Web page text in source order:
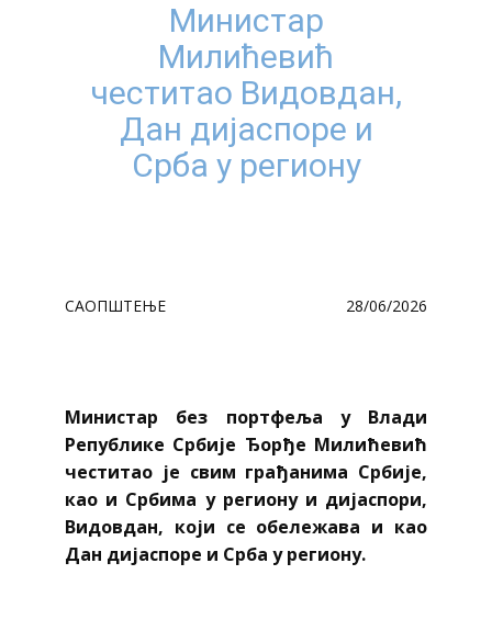
Министар
Милићевић
честитао Видовдан,
Дан дијаспоре и
Срба у региону
САОПШТЕЊЕ 28/06/2026
Министар без портфеља у Влади
Републике Србије Ђорђе Милићевић
честитао је свим грађанима Србије,
као и Србима у региону и дијаспори,
Видовдан, који се обележава и као
Дан дијаспоре и Срба у региону.